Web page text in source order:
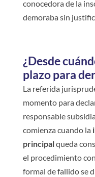
conocedora de la
demoraba sin
¿Desde
plazo para
La referida
momento para
responsable
comienza cuando la
principalqueda
el procedimiento
formal de fallido se